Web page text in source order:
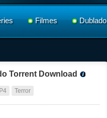
Filmes Dublado
Torrent Download
Terror